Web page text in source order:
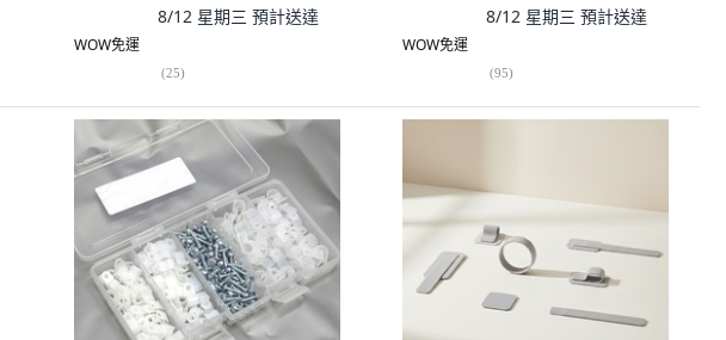
8/12 星期三 預計送達
WOW免運
(25)
8/12 星期三 預計送達
WOW免運
(95)